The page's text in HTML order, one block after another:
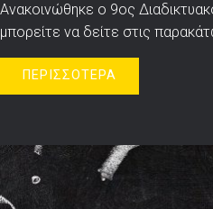
Ανακοινώθηκε ο 9ος
μπορείτε να δείτε στις
ΠΕΡΙΣΣΟΤΕΡΑ